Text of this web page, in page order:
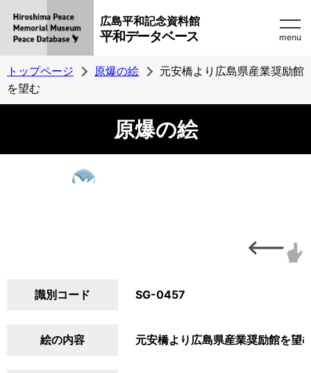
広島平和記念資料館
平和データベース menu
トップページ 原爆の絵
元安橋より広島県産業奨励館
を望む
原爆の絵
識別コード SG-0457
絵の内容 元安橋より広島県産業奨励館を望